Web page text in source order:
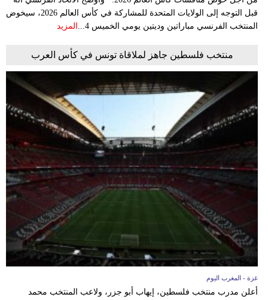
قبل التوجه إلى الولايات المتحدة للمشاركة في كأس العالم 2026، سيخوض
المنتخب الفرنسي مباراتين وديتين يومي الخميس 4...
المزيد
منتخب فلسطين جاهز لملاقاة تونس في كأس العرب
غزة - المغرب اليوم
أعلن مدرب منتخب فلسطين، إيهاب أبو جزر، ولاعب المنتخب محمد